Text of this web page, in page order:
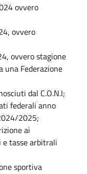
ovvero
ovvero
ovvero stagione
Federazione
dal C.O.N.I;
federali anno
2025;
ai
tasse arbitrali
sportiva